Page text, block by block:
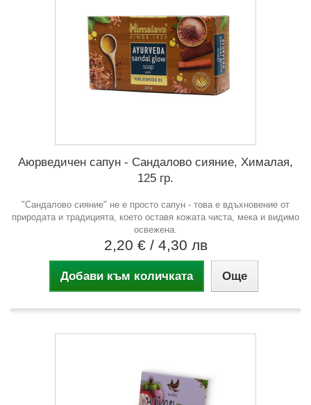
Аюрведичен сапун - Сандалово сияние, Хималая,
125 гр.
"Сандалово сияние" не е просто сапун - това е вдъхновение от
природата и традицията, което оставя кожата чиста, мека и видимо
освежена.
2,20 € / 4,30 лв
Добави към количката Още